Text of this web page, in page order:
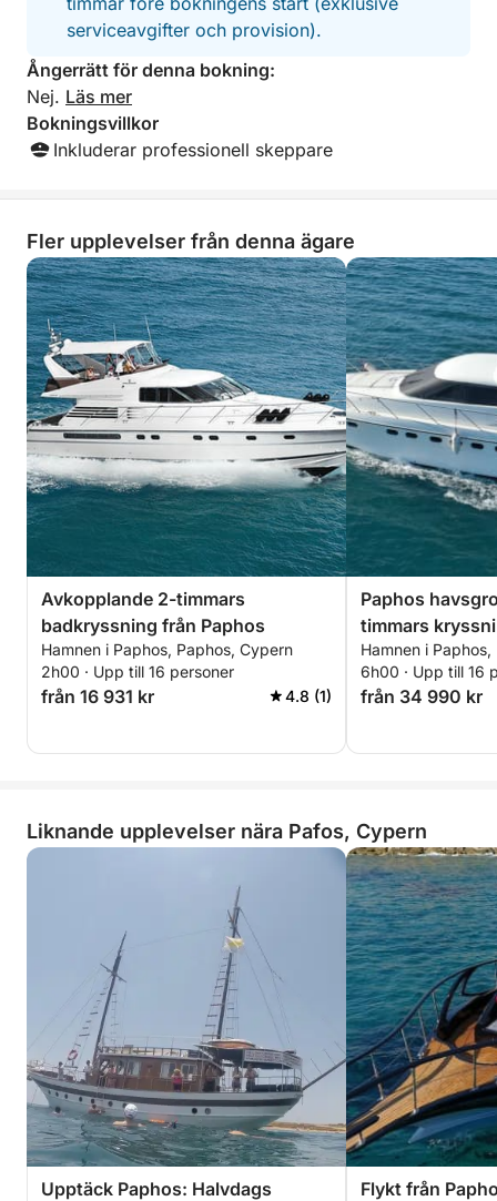
serviceavgifter och provision).
Ångerrätt för denna bokning:
Nej. Läs mer
Bokningsvillkor
Inkluderar professionell skeppare
Fler upplevelser från denna ägare
Avkopplande 2-timmars
badkryssning från Paphos
Hamnen i Paphos, Paphos, Cypern
2h00 · Upp till 16 personer
från 16 931 kr 4.8 (1)
Paphos
timmars
Hamnen i
6h00 · Upp till 16
från 34 990 kr
Liknande upplevelser nära Pafos, Cypern
Upptäck Paphos: Halvdags
Flykt från